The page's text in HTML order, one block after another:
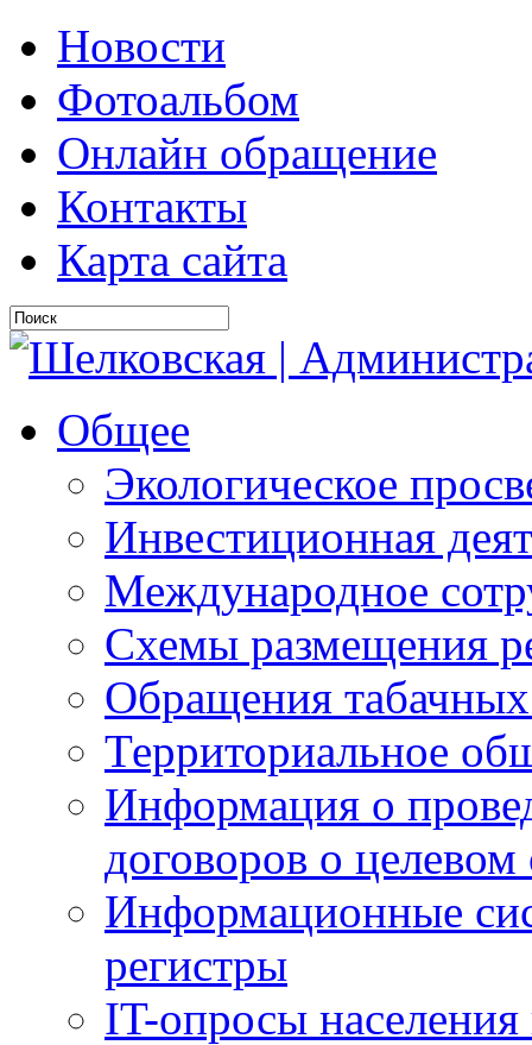
Новости
Фотоальбом
Онлайн обращение
Контакты
Карта сайта
Общее
Экологическое
Инвестиционная
Международное
Схемы размещения
Обращения
Территориальное
Информация о
договоров о
Информационные
регистры
IT-опросы населения